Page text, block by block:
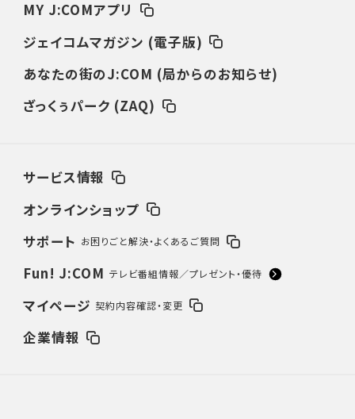
MY J:COMアプリ
ジェイコムマガジン (電子版)
あなたの街のJ:COM (局からのお知らせ)
ざっくぅパーク (ZAQ)
サービス情報
オンラインショップ
サポート お困りごと解決・よくあるご質問
Fun! J:COM テレビ番組情報／プレゼント・優待
マイページ 契約内容確認・変更
企業情報